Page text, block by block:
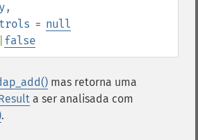
,
= null
false
mas retorna uma
a ser analisada com
.